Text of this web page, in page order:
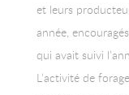
et leurs
année,
qui avait suivi
L’activité de